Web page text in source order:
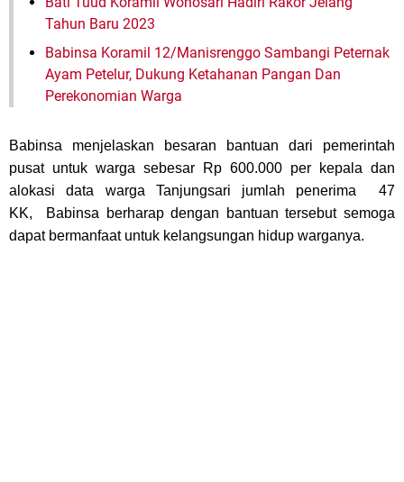
Tahun Baru 2023
Babinsa Koramil 12/Manisrenggo Sambangi Peternak
Ayam Petelur, Dukung Ketahanan Pangan Dan
Perekonomian Warga
Babinsa menjelaskan besaran bantuan dari pemerintah
pusat untuk warga sebesar Rp 600.000 per kepala dan
alokasi data warga Tanjungsari jumlah penerima 47
KK, Babinsa berharap dengan bantuan tersebut semoga
dapat bermanfaat untuk kelangsungan hidup warganya.